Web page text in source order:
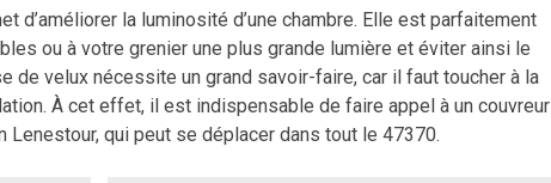
d’améliorer la luminosité d’une chambre. Elle est parfaitement
ou à votre grenier une plus grande lumière et éviter ainsi le
de velux nécessite un grand savoir-faire, car il faut toucher à la
À cet effet, il est indispensable de faire appel à un couvreur
qui peut se déplacer dans tout le 47370.